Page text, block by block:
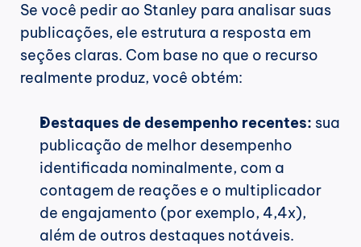
Se você pedir ao Stanley para analisar suas
publicações, ele estrutura a resposta em
seções claras. Com base no que o recurso
realmente produz, você obtém:
Destaques de desempenho recentes: sua
publicação de melhor desempenho
identificada nominalmente, com a
contagem de reações e o multiplicador
de engajamento (por exemplo, 4,4x),
além de outros destaques notáveis.